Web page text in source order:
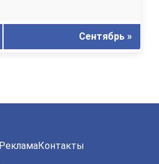
Сентябрь »
РекламаКонтакты